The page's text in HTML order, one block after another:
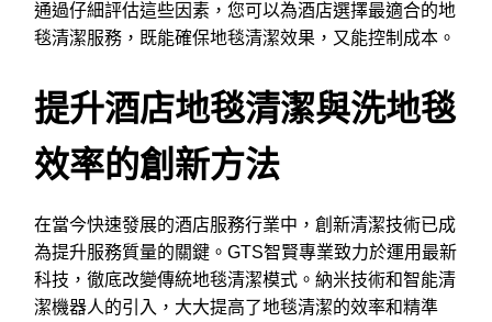
通過仔細評估這些因素，您可以為酒店選擇最適合的地
毯清潔服務，既能確保地毯清潔效果，又能控制成本。
提升酒店地毯清潔與洗地毯
效率的創新方法
在當今快速發展的酒店服務行業中，創新清潔技術已成
為提升服務質量的關鍵。GTS智賢專業致力於運用最新
科技，徹底改變傳統地毯清潔模式。納米技術和智能清
潔機器人的引入，大大提高了地毯清潔的效率和精準